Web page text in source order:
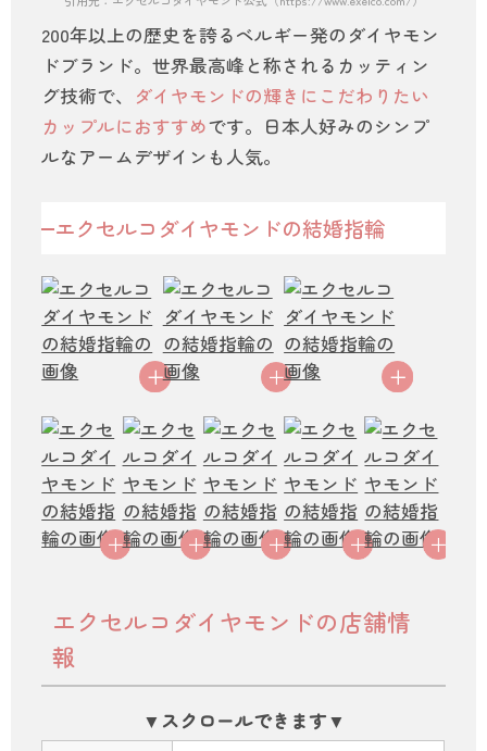
200年以上の歴史を誇るベルギー発のダイヤモン
ドブランド。世界最高峰と称されるカッティン
グ技術で、
ダイヤモンドの輝きにこだわりたい
カップルにおすすめです。日本人好みのシンプ
ルなアームデザインも人気。
エクセルコダイヤモンドの結婚指輪
エクセルコダイヤモンドの店舗情
報